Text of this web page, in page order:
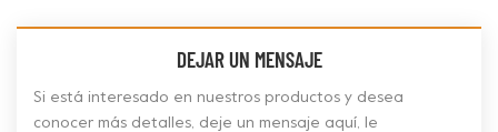
DEJAR UN MENSAJE
Si está interesado en nuestros productos y desea
conocer más detalles, deje un mensaje aquí, le